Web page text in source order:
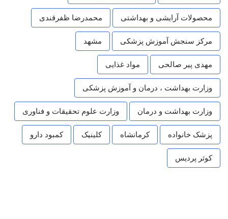
محصولات آرایشی و بهداشتی محمدرضا ظفرقندی
مرکز سنجش آموزش پزشکی مشهد
مهدی پیر صالحی مواد غذایی
وزارت بهداشت ، درمان و آموزش پزشکی
وزارت بهداشت و درمان وزارت علوم تحقیقات و فناوری
پزشک خانواده کرمانشاه کلینیک کمبود دارو
کوثر پردیس